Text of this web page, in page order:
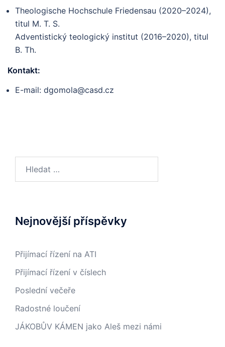
Theologische Hochschule Friedensau (2020–2024),
titul M. T. S.
Adventistický teologický institut (2016–2020), titul
B. Th.
Kontakt:
E-mail: dgomola@casd.cz
Nejnovější příspěvky
Přijímací řízení na ATI
Přijímací řízení v číslech
Poslední večeře
Radostné loučení
JÁKOBŮV KÁMEN jako Aleš mezi námi